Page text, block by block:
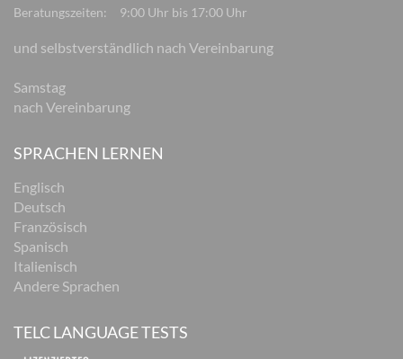
Beratungszeiten:
9:00 Uhr bis 17:00 Uhr
und selbstverständlich nach Vereinbarung
Samstag
nach Vereinbarung
SPRACHEN LERNEN
Englisch
Deutsch
Französisch
Spanisch
Italienisch
Andere Sprachen
TELC LANGUAGE TESTS